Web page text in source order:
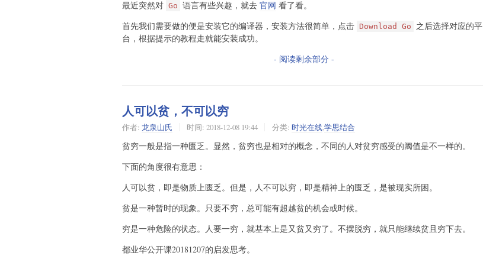
最近突然对 Go 语言有些兴趣，就去 官网 看了看。
首先我们需要做的便是安装它的编译器，安装方法很简单，点击 Download Go
之后选择对应的平
台，根据提示的教程走就能安装成功。
- 阅读剩余部分 -
人可以贫，不可以穷
作者: 龙泉山氏 时间: 2018-12-08 19:44 分类: 时光在线,学思结合
贫穷一般是指一种匮乏。显然，贫穷也是相对的概念，不同的人对贫穷感受的阈值是不一样的。
下面的角度很有意思：
人可以贫，即是物质上匮乏。但是，人不可以穷，即是精神上的匮乏，是被现实所困。
贫是一种暂时的现象。只要不穷，总可能有超越贫的机会或时候。
穷是一种危险的状态。人要一穷，就基本上是又贫又穷了。不摆脱穷，就只能继续贫且穷下去。
都业华公开课20181207的启发思考。